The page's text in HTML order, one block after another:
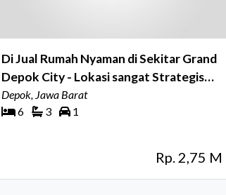
Di Jual Rumah Nyaman di Sekitar Grand
Depok City - Lokasi sangat Strategis
dan Bebas banjir
Depok, Jawa Barat
6
3 1
Rp. 2,75 M